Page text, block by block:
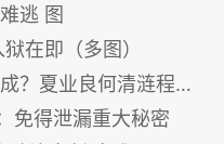
逃 图
在即（多图）
何清涟程晓农陈破空分析
免得泄漏重大秘密